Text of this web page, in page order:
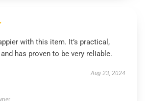
with this item. It’s practical,
has proven to be very reliable.
Aug 23, 2024